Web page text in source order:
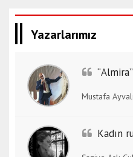
Yazarlarımız
Mustafa Ayvalı
Kadın